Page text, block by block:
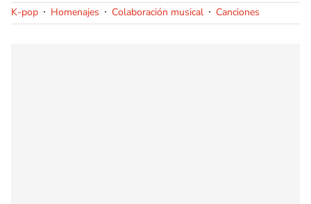
K-pop Homenajes Colaboración musical Canciones